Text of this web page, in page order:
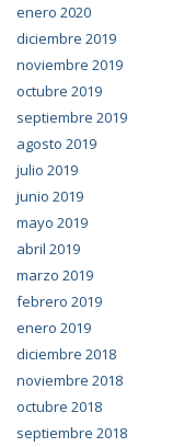
enero 2020
diciembre 2019
noviembre 2019
octubre 2019
septiembre 2019
agosto 2019
julio 2019
junio 2019
mayo 2019
abril 2019
marzo 2019
febrero 2019
enero 2019
diciembre 2018
noviembre 2018
octubre 2018
septiembre 2018